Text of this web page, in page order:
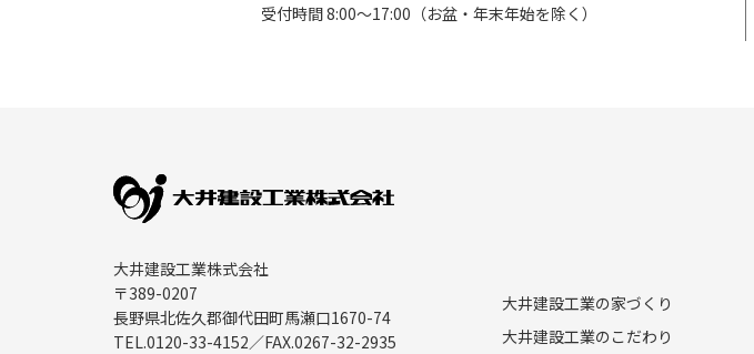
受付時間 8:00〜17:00（お盆・年末年始を除く）
大井建設工業株式会社
〒389-0207
長野県北佐久郡御代田町馬瀬口1670-74
TEL.0120-33-4152／FAX.0267-32-2935
大井建設工業の家づくり
大井建設工業のこだわり